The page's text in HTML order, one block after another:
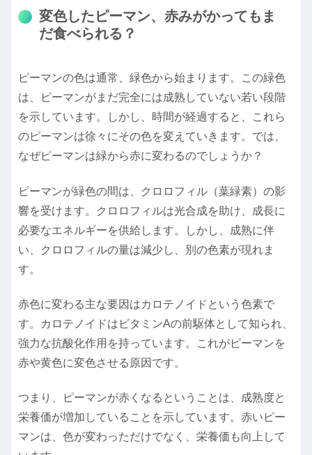
変色したピーマン、赤みがかってもま
だ食べられる？
ピーマンの色は通常、緑色から始まります。この緑色
は、ピーマンがまだ完全には成熟していない若い段階
を示しています。しかし、時間が経過すると、これら
のピーマンは徐々にその色を変えていきます。では、
なぜピーマンは緑から赤に変わるのでしょうか？
ピーマンが緑色の間は、クロロフィル（葉緑素）の影
響を受けます。クロロフィルは光合成を助け、成長に
必要なエネルギーを供給します。しかし、成熟に伴
い、クロロフィルの量は減少し、別の色素が現れま
す。
赤色に変わる主な要因はカロテノイドという色素で
す。カロテノイドはビタミンAの前駆体として知られ、
強力な抗酸化作用を持っています。これがピーマンを
赤や黄色に変色させる原因です。
つまり、ピーマンが赤くなるということは、成熟度と
栄養価が増加していることを示しています。赤いピー
マンは、色が変わっただけでなく、栄養価も向上して